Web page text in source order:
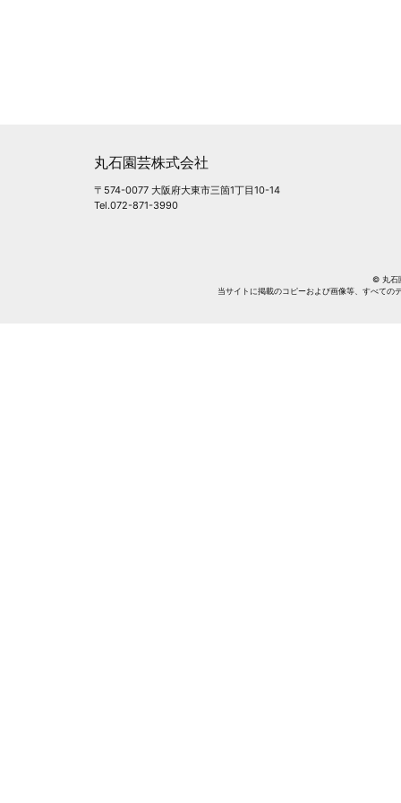
丸石園芸株式会社
〒574-0077 大阪府大東市三箇1丁目10-14
Tel.072-871-3990
© 丸石
当サイトに掲載のコピーおよび画像等、すべての